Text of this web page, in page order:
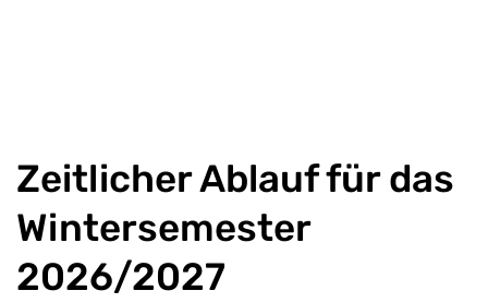
Zeitlicher Ablauf für das
Wintersemester
2026/2027